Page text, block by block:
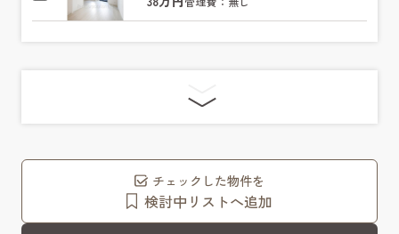
チェックした物件を
検討中リストへ追加